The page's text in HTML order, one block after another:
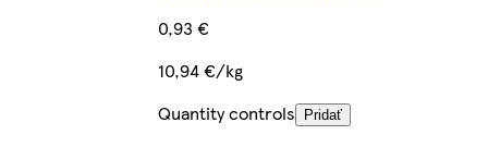
0,93 €
10,94 €/kg
Quantity controls
Pridať